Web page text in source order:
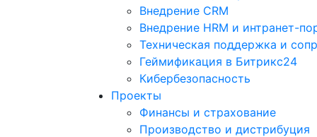
Внедрение CRM
Внедрение HRM и интранет-
Техническая поддержка и
Геймификация в Битрикс24
Кибербезопасность
Проекты
Финансы и страхование
Производство и дистрибуция